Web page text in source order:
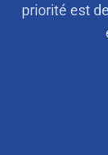
priorité est